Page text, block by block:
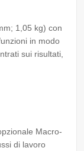
1,05 kg) con
in modo
sui risultati,
Macro-
di lavoro